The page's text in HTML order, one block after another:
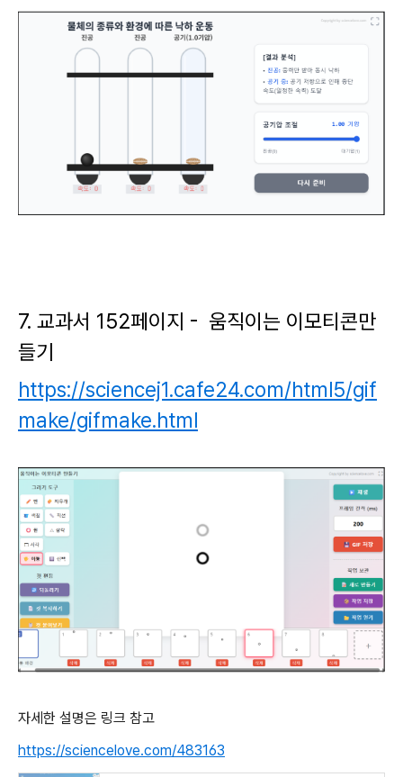
7. 교과서 152페이지 - 움직이는 이모티콘만
들기
https://sciencej1.cafe24.com/html5/gif
make/gifmake.html
자세한 설명은 링크 참고
https://sciencelove.com/483163